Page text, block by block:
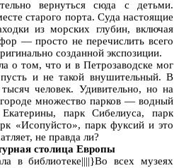
вернуться сюда с детьми.
старого порта. Суда настоящие
из морских глубин, включая
— просто не перечислить всего
созданной экспозиции.
о том, что и в Петрозаводске мог
и не такой внушительный. В
человек. Удивительно, но на
городе множество парков — водный
парк Сибелиуса, парк
«Исопуйсто», парк фуксий и это
не правда ли?
столица Европы
в библиотеке||||}Во всех музеях